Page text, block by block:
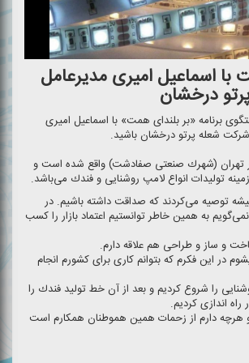
با اسماعیل امیری مدیرعامل
درخشان
برنامه «بر بلندای همت» با اسماعیل امیری
شركت شعله پرتو درخشان باشید.
تهران (شهرك صنعتی صفادشت) واقع شده است و
تولیدات انواع لامپ روشنایی و فندك می‌باشد.
توصیه می‌كردند كه صداقت داشته باشیم. در
به همین خاطر توانستیم اعتماد بازار را كسب
و ساز و طراحی هم علاقه دارم.
در این فكرم كه بتوانم كاری برای كشورم انجام
را شروع كردیم و بعد از آن خط تولید فندك را
راه اندازی كردیم.
داریم و هرچه دارم از زحمات همین هموطنان همكارم است